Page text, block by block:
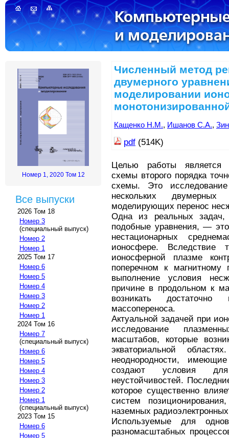
Номер 1, 2020 Том 12
Все выпуски
2026 Том 18
Номер 3
(специальный выпуск)
Номер 2
Номер 1
2025 Том 17
Номер 6
Номер 5
Номер 4
Номер 3
Номер 2
Номер 1
2024 Том 16
Номер 7
(специальный выпуск)
Номер 6
Номер 5
Номер 4
Номер 3
Номер 2
Номер 1
(специальный выпуск)
2023 Том 15
Номер 6
Номер 5
Численный метод
двумерного
моделировании
Кащенко Н.М., Ишанов С.А.,
pdf (514K)
Целью работы является
схемы второго порядка
схемы. Это
нескольких двумерных
моделирующих перенос
Одна из реальных задач,
подобные уравнения, —
нестационарных
ионосфере. Вследствие
ионосферной плазме
поперечном к магнитному
выполнение условия
причине в продольном к
возникать
массопереноса.
Актуальной задачей при
исследование
масштабов, которые
экваториальной
неоднородности,
создают условия для
неустойчивостей.
которое существенно
систем
наземных
Используемые для
разномасштабных